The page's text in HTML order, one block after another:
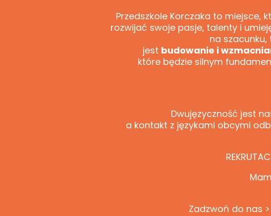
Przedszkole Korczaka to miejsce,
rozwijać swoje pasje, talenty i
na
jest budowanie i
które będzie silnym
Dwujęzyczność jest
a kontakt z językami obcymi
Zadzwoń do nas